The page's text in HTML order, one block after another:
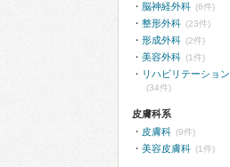
脳神経外科 (6件)
整形外科 (23件)
形成外科 (2件)
美容外科 (1件)
リハビリテーショ
(34件)
皮膚科系
皮膚科 (9件)
美容皮膚科 (1件)